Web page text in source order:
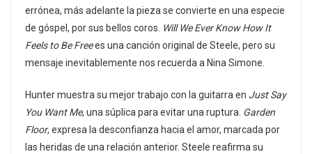
errónea, más adelante la pieza se convierte en una especie
de góspel, por sus bellos coros. Will We Ever Know How It
Feels to Be Freees una canción original de Steele, pero su
mensaje inevitablemente nos recuerda a Nina Simone.
Hunter muestra su mejor trabajo con la guitarra en Just Say
You Want Me, una súplica para evitar una ruptura. Garden
Floor, expresa la desconfianza hacia el amor, marcada por
las heridas de una relación anterior. Steele reafirma su